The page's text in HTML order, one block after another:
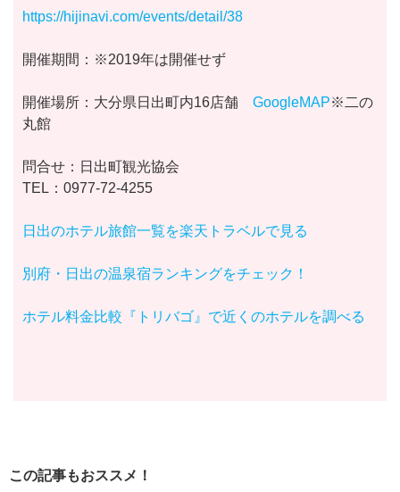
https://hijinavi.com/events/detail/38
開催期間：※2019年は開催せず
開催場所：大分県日出町内16店舗 GoogleMAP※二の
丸館
問合せ：日出町観光協会
TEL：0977-72-4255
日出のホテル旅館一覧を楽天トラベルで見る
別府・日出の温泉宿ランキングをチェック！
ホテル料金比較『トリバゴ』で近くのホテルを調べる
この記事もおススメ！